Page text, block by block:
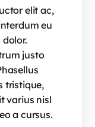
elit ac,
eu
justo
tristique,
varius nisl
a cursus.